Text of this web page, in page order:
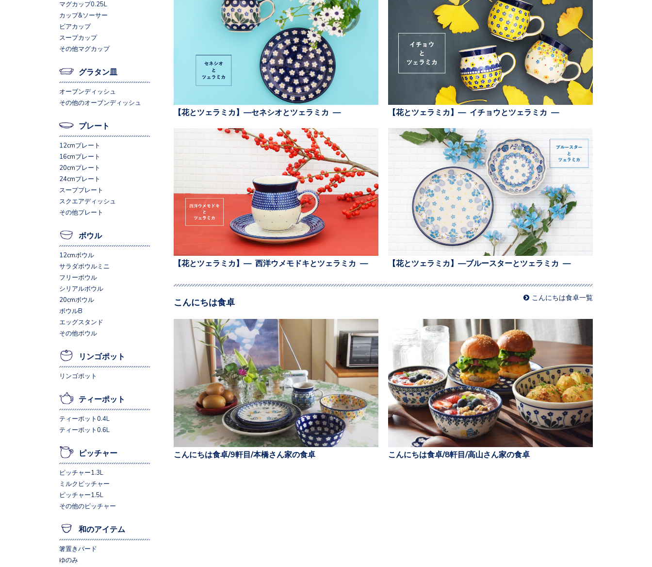
【花とツェラミカ】—セネシオとツェラミカ — 【花とツェラミカ】— イチョウとツェラミカ —
【花とツェラミカ】— 西洋ウメモドキとツェラミカ — 【花とツェラミカ】—ブルースターとツェラミカ —
こんにちは食卓 こんにちは食卓一覧
こんにちは食卓/9軒目/本橋さん家の食卓 こんにちは食卓/8軒目/高山さん家の食卓
マグカップ0.25L
カップ&ソーサー
ビアカップ
スープカップ
その他マグカップ
グラタン皿
オーブンディッシュ
その他のオーブンディッシュ
プレート
12cmプレート
16cmプレート
20cmプレート
24cmプレート
スーププレート
スクエアディッシュ
その他プレート
ボウル
12cmボウル
サラダボウルミニ
フリーボウル
シリアルボウル
20cmボウル
ボウルB
エッグスタンド
その他ボウル
リンゴポット
リンゴポット
ティーポット
ティーポット0.4L
ティーポット0.6L
ピッチャー
ピッチャー1.3L
ミルクピッチャー
ピッチャー1.5L
その他のピッチャー
和のアイテム
箸置きバード
ゆのみ